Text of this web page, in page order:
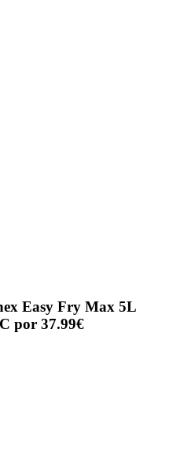
Easy Fry Max 5L
por 37.99€